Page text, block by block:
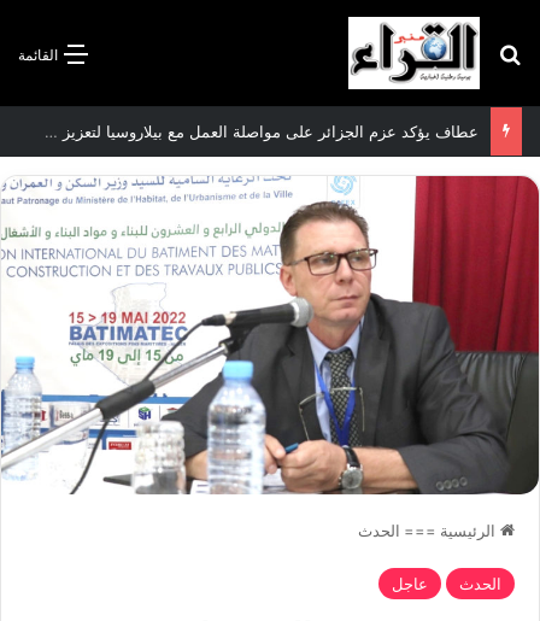
القائمة بحث عن
سعيود يشدد على إلزامية استكمال جميع عمليات تعويض متضرري حرائق الغابات قبل نهاية شهر أوت
الرئيسية === الحدث
الحدث عاجل